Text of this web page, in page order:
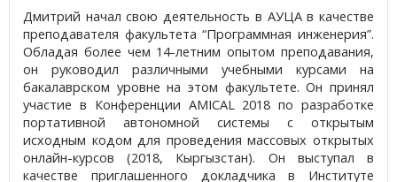
Дмитрий начал свою деятельность в АУЦА в качестве
преподавателя факультета “Программная инженерия”.
Обладая более чем 14-летним опытом преподавания,
он руководил различными учебными курсами на
бакалаврском уровне на этом факультете. Он принял
участие в Конференции AMICAL 2018 по разработке
портативной автономной системы с открытым
исходным кодом для проведения массовых открытых
онлайн-курсов (2018, Кыргызстан). Он выступал в
качестве приглашенного докладчика в Институте